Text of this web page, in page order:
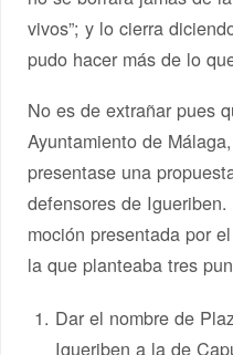
vivos”; y lo cierra
pudo hacer más de lo
No es de extrañar pues
Ayuntamiento de
presentase una
defensores de
moción presentada por
la que planteaba tres
Dar el nombre de
Igueriben a la de